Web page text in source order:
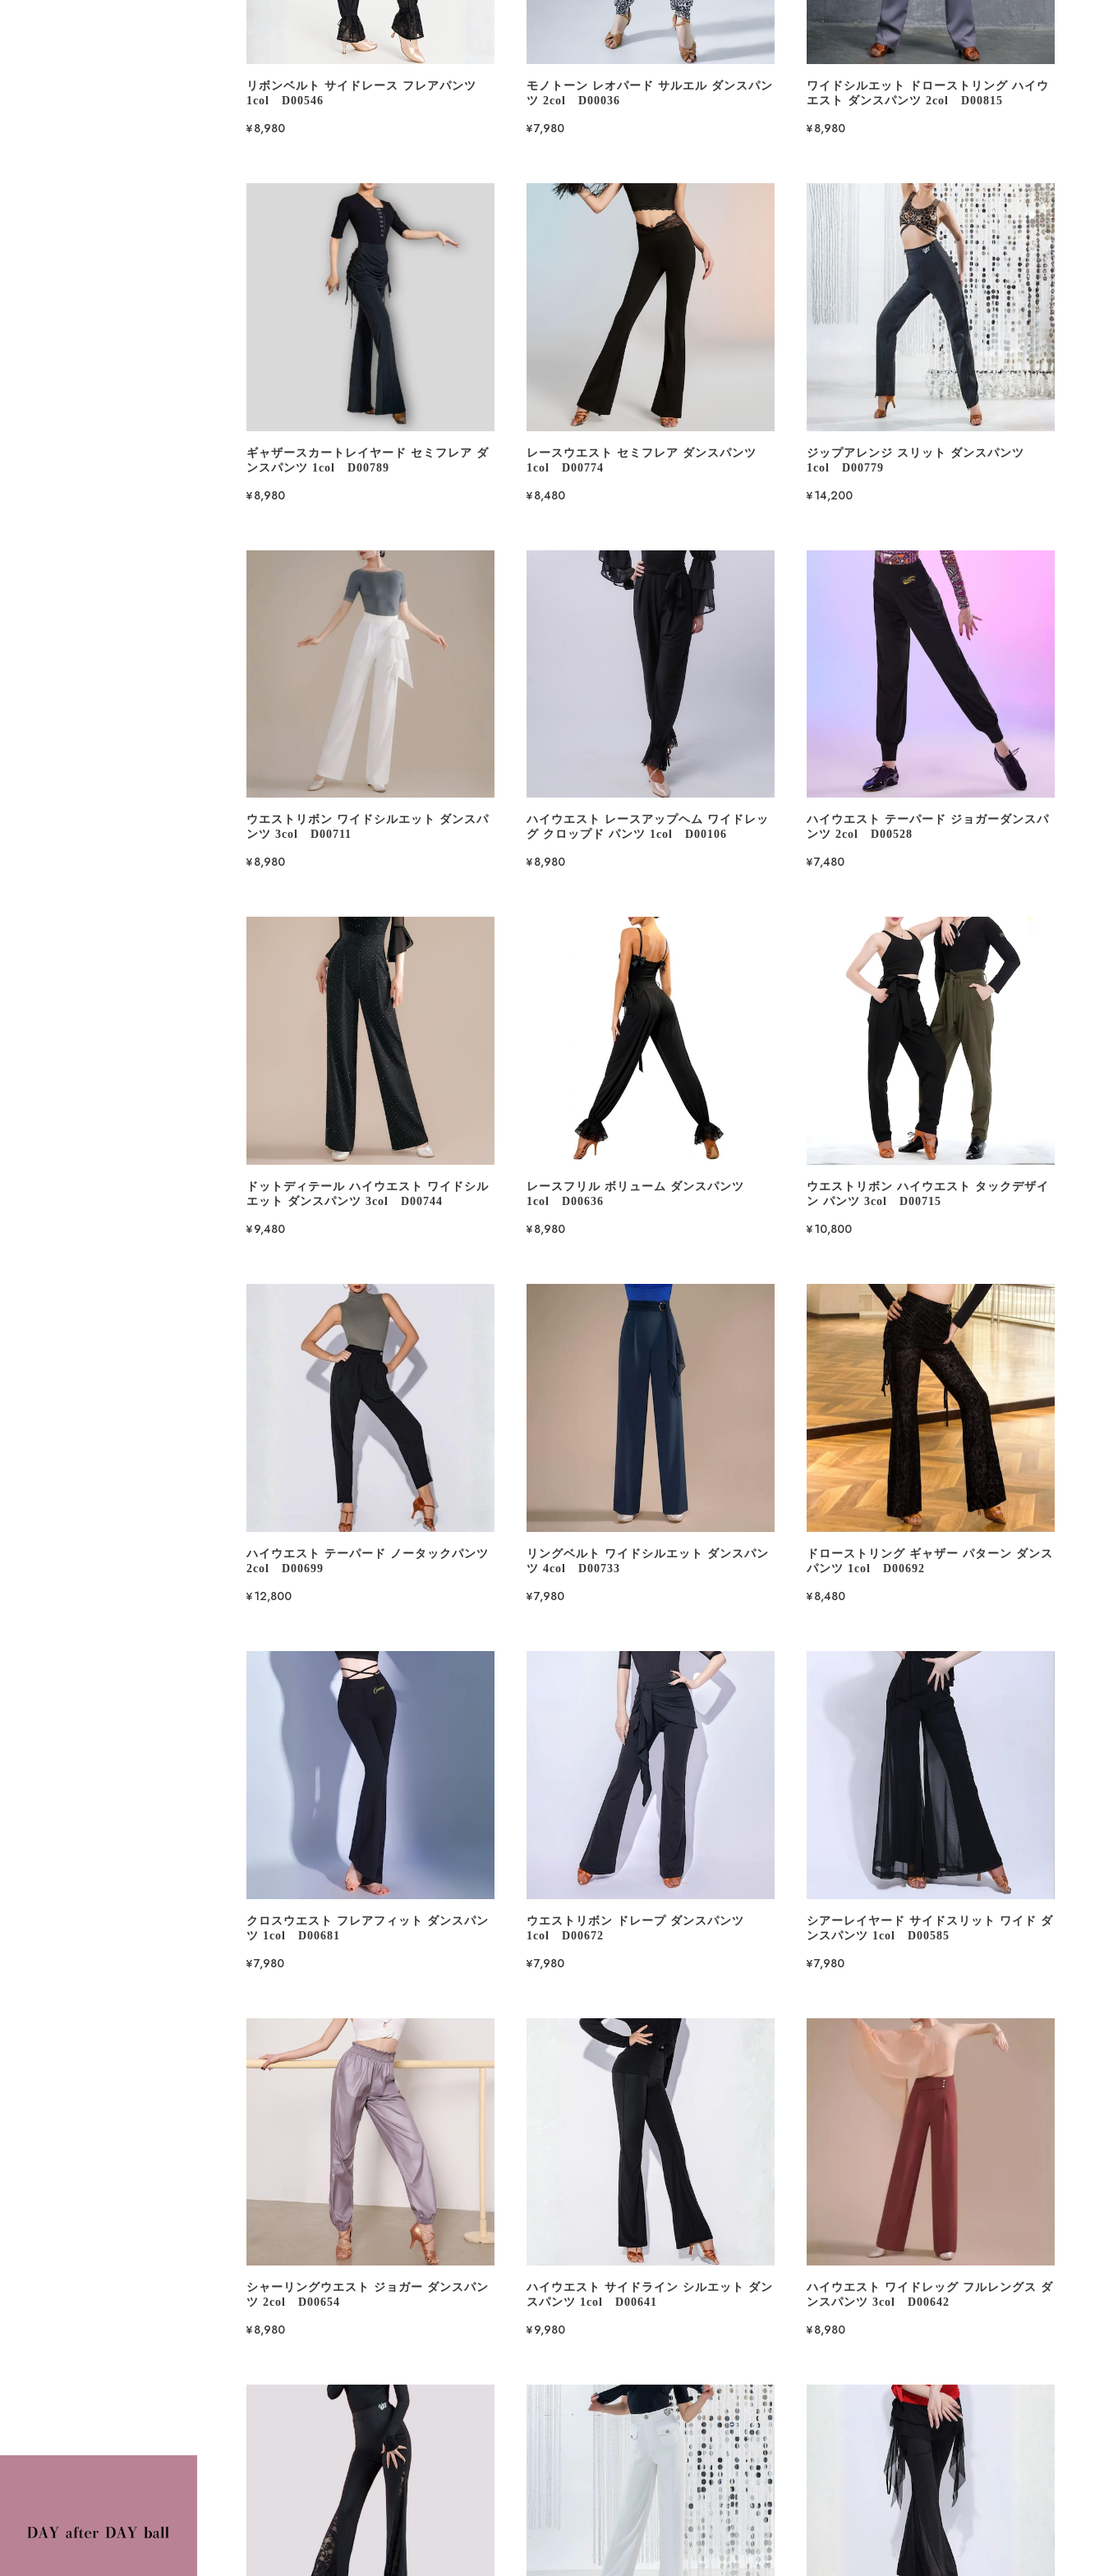
リボンベルト サイドレース フレアパンツ
1col D00546
¥8,980
モノトーン レオパード サルエル ダンスパン
ツ 2col D00036
¥7,980
ワイドシルエット ドローストリング ハイウ
エスト ダンスパンツ 2col D00815
¥8,980
ギャザースカートレイヤード セミフレア ダ
ンスパンツ 1col D00789
¥8,980
レースウエスト セミフレア ダンスパンツ
1col D00774
¥8,480
ジップアレンジ スリット ダンスパンツ
1col D00779
¥14,200
ウエストリボン ワイドシルエット ダンスパ
ンツ 3col D00711
¥8,980
ハイウエスト レースアップヘム ワイドレッ
グ クロップド パンツ 1col D00106
¥8,980
ハイウエスト テーパード ジョガーダンスパ
ンツ 2col D00528
¥7,480
ドットディテール ハイウエスト ワイドシル
エット ダンスパンツ 3col D00744
¥9,480
レースフリル ボリューム ダンスパンツ
1col D00636
¥8,980
ウエストリボン ハイウエスト タックデザイ
ン パンツ 3col D00715
¥10,800
ハイウエスト テーパード ノータックパンツ
2col D00699
¥12,800
リングベルト ワイドシルエット ダンスパン
ツ 4col D00733
¥7,980
ドローストリング ギャザー パターン ダンス
パンツ 1col D00692
¥8,480
クロスウエスト フレアフィット ダンスパン
ツ 1col D00681
¥7,980
ウエストリボン ドレープ ダンスパンツ
1col D00672
¥7,980
シアーレイヤード サイドスリット ワイド ダ
ンスパンツ 1col D00585
¥7,980
シャーリングウエスト ジョガー ダンスパン
ツ 2col D00654
¥8,980
ハイウエスト サイドライン シルエット ダン
スパンツ 1col D00641
¥9,980
ハイウエスト ワイドレッグ フルレングス ダ
ンスパンツ 3col D00642
¥8,980